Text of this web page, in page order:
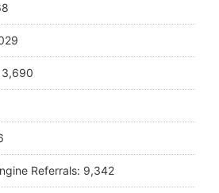
Referrals: 9,342